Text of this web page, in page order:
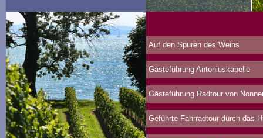
Auf den Spuren des Weins
Gästeführung Antoniuskapelle
Gästeführung Radtour von
Geführte Fahrradtour durch das